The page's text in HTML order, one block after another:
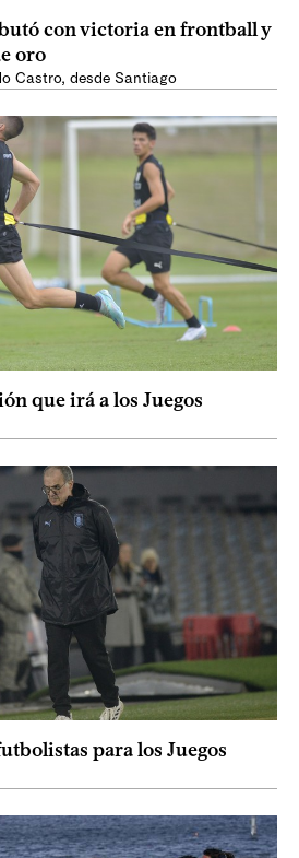
con victoria en frontball y
oro
Castro, desde Santiago
que irá a los Juegos
para los Juegos